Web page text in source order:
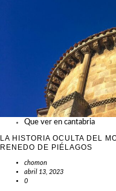
Que ver en cantabria
LA HISTORIA OCULTA DEL
RENEDO DE PIÉLAGOS
chomon
abril 13, 2023
0